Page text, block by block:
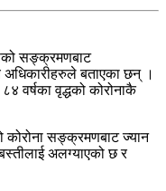
सङ्क्रमणबाट
अधिकारीहरुले बताएका छन् ।
वर्षका वृद्धको कोरोनाकै
कोरोना सङ्क्रमणबाट ज्यान
अलग्याएको छ र